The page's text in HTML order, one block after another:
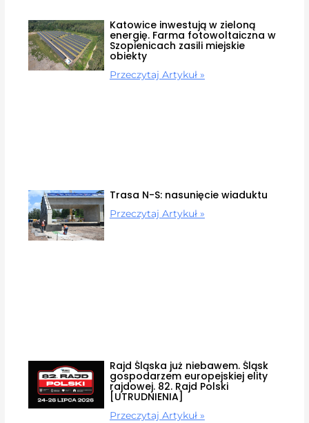
Katowice inwestują w zieloną
energię. Farma fotowoltaiczna w
Szopienicach zasili miejskie
obiekty
Przeczytaj Artykuł »
Trasa N-S: nasunięcie wiaduktu
Przeczytaj Artykuł »
Rajd Śląska już niebawem. Śląsk
gospodarzem europejskiej elity
rajdowej. 82. Rajd Polski
[UTRUDNIENIA]
Przeczytaj Artykuł »